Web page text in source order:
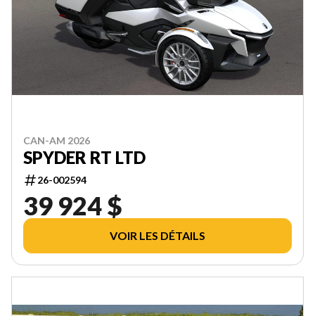
CAN-AM 2026
SPYDER RT LTD
26-002594
39 924 $
VOIR LES DÉTAILS